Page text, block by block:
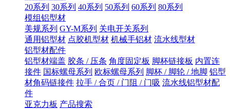
20系列 30系列 40系列 50系列 60系列 80系列
模组铝型材
美规系列 GY-M系列 关电开关系列
通用铝型材 点胶机型材 机械手铝材 流水线型材
铝型材配件
铝型材端盖 胶条 / 压条 角度固定板 脚杯链接板 内置连
接件 国标螺母系列 欧标螺母系列 脚杯 / 脚轮 / 地脚 铝型
材角码链接件 拉手 / 合页 / 门阻 / 门吸 流水线铝型材配
件
亚克力板 产品搜索